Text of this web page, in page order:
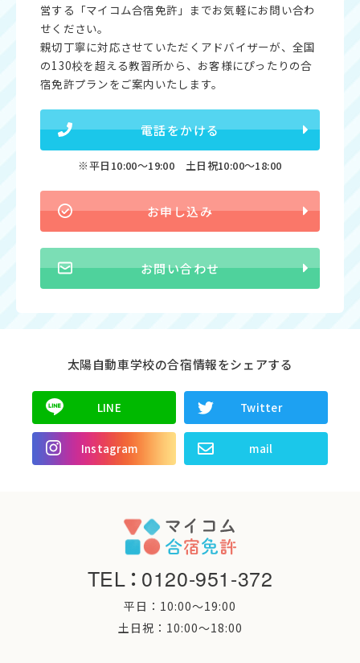
営する「マイコム合宿免許」までお気軽にお問い合わ
せください。
親切丁寧に対応させていただくアドバイザーが、全国
の130校を超える教習所から、お客様にぴったりの合
宿免許プランをご案内いたします。
電話をかける
※平日10:00〜19:00 土日祝10:00〜18:00
お申し込み
お問い合わせ
太陽自動車学校の合宿情報をシェアする
LINE Twitter
Instagram mail
TEL：0120-951-372
平日：10:00〜19:00
土日祝：10:00〜18:00